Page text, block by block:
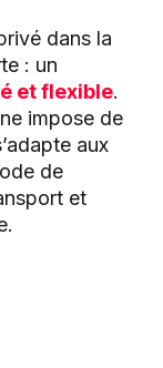
dans la
: un
et flexible.
impose de
aux
de
et